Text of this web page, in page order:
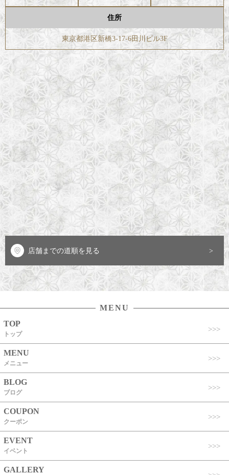
住所
東京都港区新橋3-17-6田川ビル3F
店舗までの道順を見る
MENU
TOP
トップ
MENU
メニュー
BLOG
ブログ
COUPON
クーポン
EVENT
イベント
GALLERY